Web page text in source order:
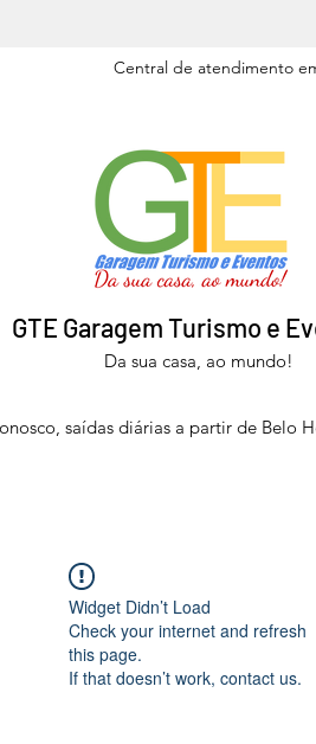
Central de atendimento
GTE Garagem Turismo e
Da sua casa, ao mundo!
saídas diárias a partir de Belo
Widget Didn’t Load
Check your internet and refresh
this page.
If that doesn’t work, contact us.